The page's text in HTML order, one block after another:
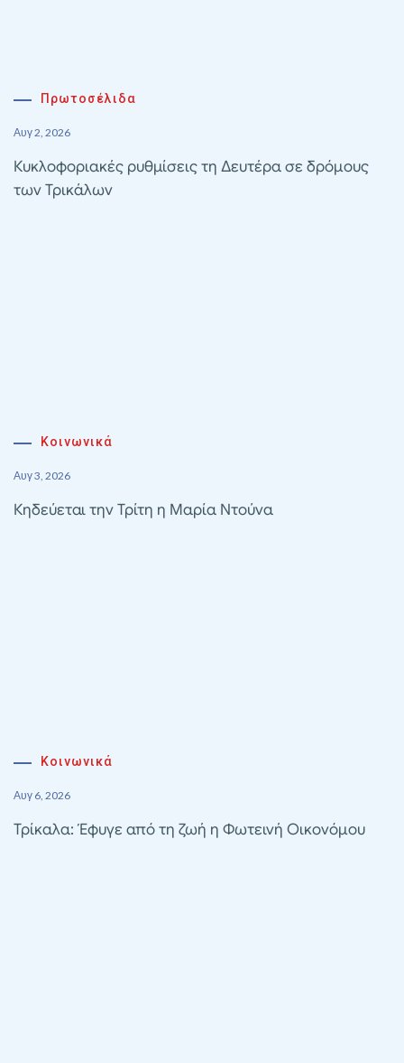
Πρωτοσέλιδα
Αυγ 2, 2026
Κυκλοφοριακές ρυθμίσεις τη Δευτέρα σε δρόμους
των Τρικάλων
Κοινωνικά
Αυγ 3, 2026
Κηδεύεται την Τρίτη η Μαρία Ντούνα
Κοινωνικά
Αυγ 6, 2026
Τρίκαλα: Έφυγε από τη ζωή η Φωτεινή Οικονόμου